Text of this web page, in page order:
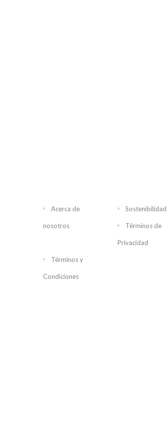
Acerca de
nosotros
Sostenibilidad
Términos de
Privacidad
Términos y
Condiciones